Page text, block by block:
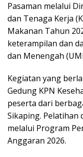
Pasaman melalui
dan Tenaga Kerja
Makanan Tahun
keterampilan dan
dan Menengah
Kegiatan yang
Gedung KPN
peserta dari
Sikaping. Pelatihan
melalui Program
Anggaran 2026.